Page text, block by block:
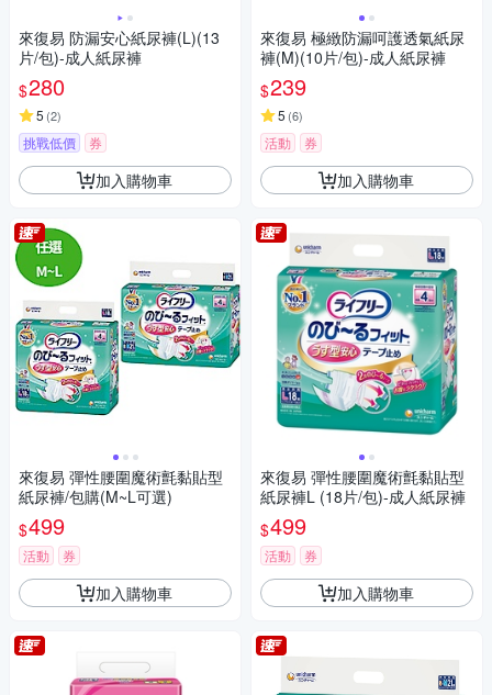
來復易 防漏安心紙尿褲(L)(13
片/包)-成人紙尿褲
$280
5 (2)
挑戰低價 券
加入購物車
來復易 彈性腰圍魔術氈黏貼型
紙尿褲/包購(M~L可選)
$499
活動 券
加入購物車
來復易 極緻防漏呵護透氣紙尿
褲(M)(10片/包)-成人紙尿褲
$239
5 (6)
活動 券
加入購物車
來復易 彈性腰圍魔術氈黏貼型
紙尿褲L (18片/包)-成人紙尿褲
$499
活動 券
加入購物車